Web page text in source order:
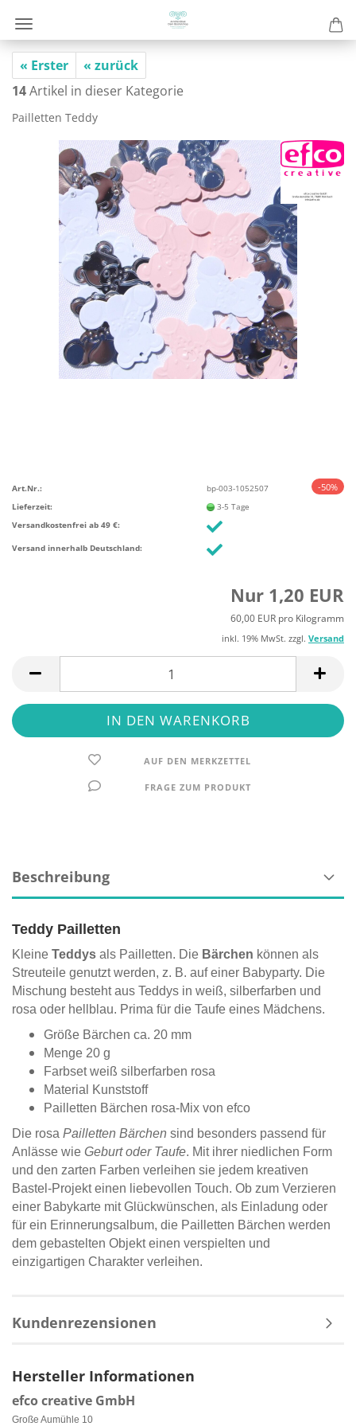
« Erster
« zurück
14Artikel in dieser Kategorie
Pail­let­ten Teddy
-50%
Art.Nr.:
bp-003-1052507
Lieferzeit:
3-5 Tage
Versandkostenfrei ab 49 €:
Versand innerhalb Deutschland:
Nur 1,20 EUR
60,00 EUR pro Kilogramm
inkl. 19% MwSt. zzgl. Versand
AUF DEN MERKZETTEL
FRAGE ZUM PRODUKT
Beschreibung
Teddy Pailletten
Kleine Teddys als Pailletten. Die Bärchen können als
Streuteile genutzt werden, z. B. auf einer Babyparty. Die
Mischung besteht aus Teddys in weiß, silberfarben und
rosa oder hellblau. Prima für die Taufe eines Mädchens.
Größe Bärchen ca. 20 mm
Menge 20 g
Farbset weiß silberfarben rosa
Material Kunststoff
Pailletten Bärchen rosa-Mix von efco
Die rosa Pailletten Bärchen sind besonders passend für
Anlässe wie Geburt oder Taufe. Mit ihrer niedlichen Form
und den zarten Farben verleihen sie jedem kreativen
Bastel-Projekt einen liebevollen Touch. Ob zum Verzieren
einer Babykarte mit Glückwünschen, als Einladung oder
für ein Erinnerungsalbum, die Pailletten Bärchen werden
dem gebastelten Objekt einen verspielten und
einzigartigen Charakter verleihen.
Kundenrezensionen
Hersteller Informationen
efco creative GmbH
Große Aumühle 10